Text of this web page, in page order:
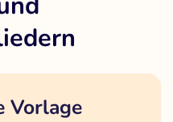
Vorlage